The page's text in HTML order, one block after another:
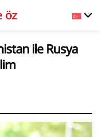
öz
ile Rusya